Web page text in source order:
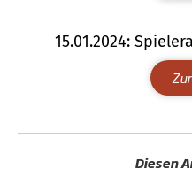
15.01.2024:
Diesen